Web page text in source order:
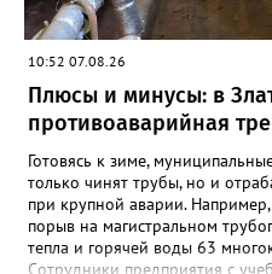
учениках, которых она
«Отличник народного
доблестный труд», Галина
награды и документы, но и
школы, который продолжает
в некрологе.
10:52 07.08.26
Плюсы и минусы: в
противоаварийная
Готовясь к зиме,
только чинят трубы, но и
при крупной аварии.
порыв на магистральном
тепла и горячей воды 63
Сотрудники предприятия с